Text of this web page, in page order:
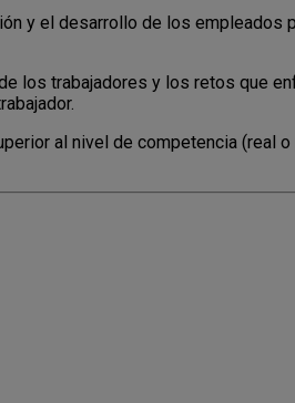
y el desarrollo de los empleados
los trabajadores y los retos que
al nivel de competencia